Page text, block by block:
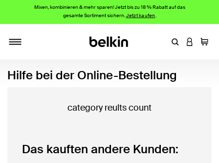
Mixen, kombinieren & mehr sparen! Jetzt bis zu 18 % Rabatt auf das
gesamte Sortiment sichern.Jetzt kaufen.
Stichwort
AN
Hilfe bei der Online-Bestellung
category reults count
Das kauften andere Kunden: